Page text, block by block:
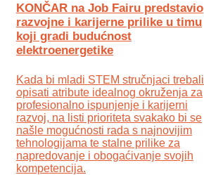
KONČAR na Job Fairu predstavio
razvojne i karijerne prilike u timu
koji gradi budućnost
elektroenergetike
Kada bi mladi STEM stručnjaci trebali
opisati atribute idealnog okruženja za
profesionalno ispunjenje i karijerni
razvoj, na listi prioriteta svakako bi se
našle mogućnosti rada s najnovijim
tehnologijama te stalne prilike za
napredovanje i obogaćivanje svojih
kompetencija.